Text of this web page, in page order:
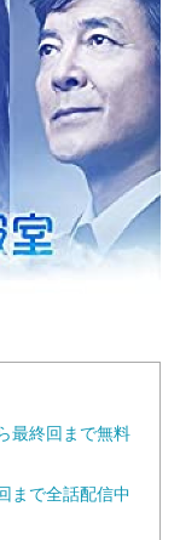
最終回まで無料
まで全話配信中